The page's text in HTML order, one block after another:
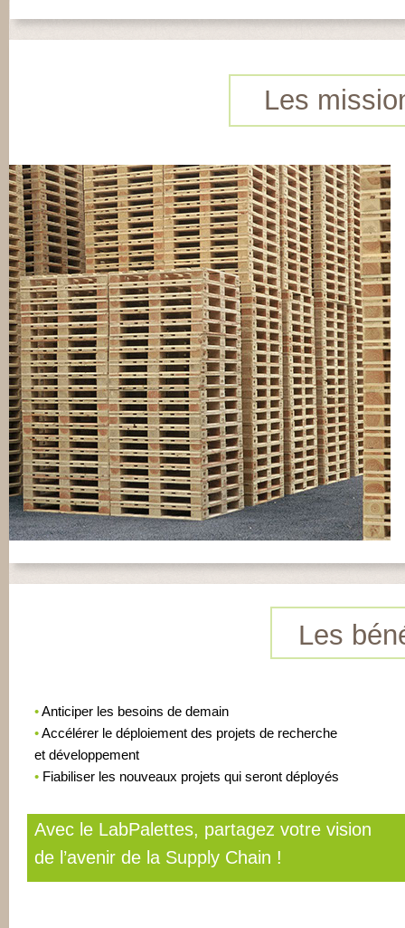
Les
Les
•Anticiper les besoins de demain
•Accélérer le déploiement des projets de recherche
et développement
• Fiabiliser les nouveaux projets qui seront déployés
Avec le LabPalettes, partagez votre vision
de l’avenir de la Supply Chain !